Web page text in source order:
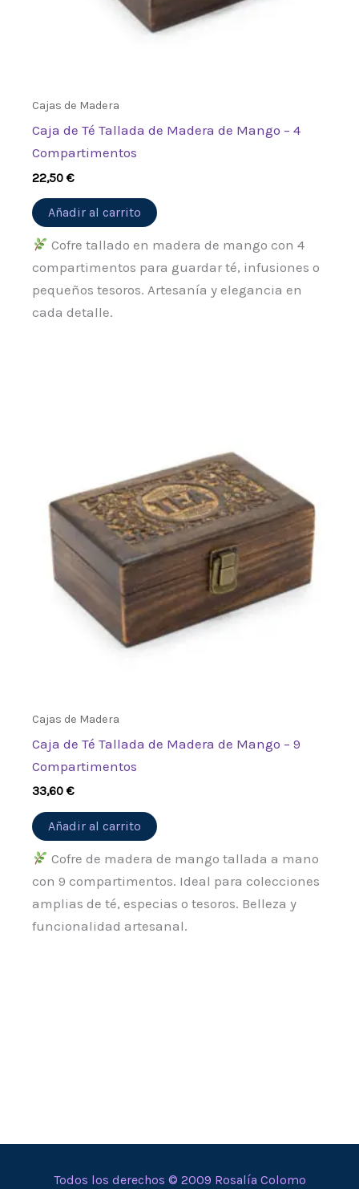
Cajas de Madera
Caja de Té Tallada de Madera de Mango – 4
Compartimentos
22,50€
Añadir al carrito
Cofre tallado en madera de mango con 4
compartimentos para guardar té, infusiones o
pequeños tesoros. Artesanía y elegancia en
cada detalle.
Cajas de Madera
Caja de Té Tallada de Madera de Mango – 9
Compartimentos
33,60€
Añadir al carrito
Cofre de madera de mango tallada a mano
con 9 compartimentos. Ideal para colecciones
amplias de té, especias o tesoros. Belleza y
funcionalidad artesanal.
Todos los derechos © 2009 Rosalía Colomo